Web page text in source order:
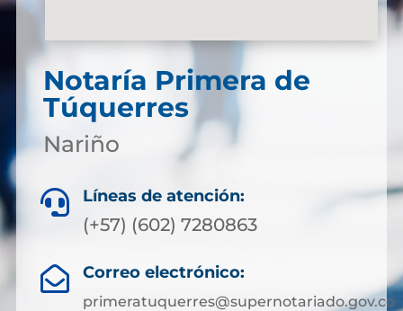
Notaría Primera de
Túquerres
Nariño
 Líneas de atención:
(+57) (602) 7280863
 Correo electrónico:
primeratuquerres@supernotariado.gov.co